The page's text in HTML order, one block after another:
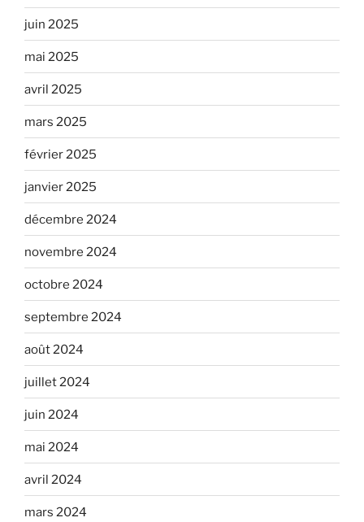
juin 2025
mai 2025
avril 2025
mars 2025
février 2025
janvier 2025
décembre 2024
novembre 2024
octobre 2024
septembre 2024
août 2024
juillet 2024
juin 2024
mai 2024
avril 2024
mars 2024